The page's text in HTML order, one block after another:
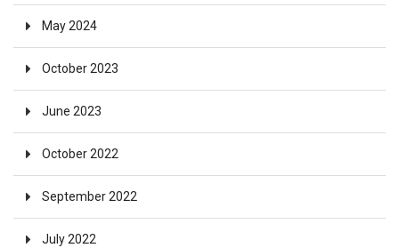
May 2024
October 2023
June 2023
October 2022
September 2022
July 2022